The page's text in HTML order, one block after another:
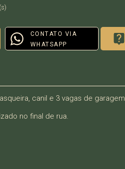
CONTATO VIA
WHATSAPP
canil e 3 vagas de garagem
no final de rua.